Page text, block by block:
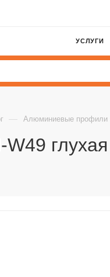
УСЛУГИ
— Алюминиевые профили
W49